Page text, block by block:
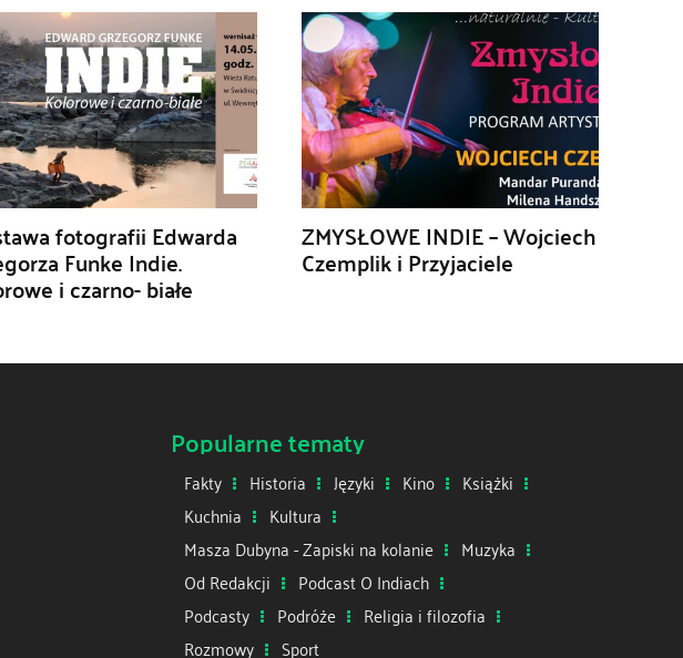
fotografii Edwarda
Funke Indie.
i czarno- białe
ZMYSŁOWE INDIE – Wojciech
Czemplik i Przyjaciele
Popularne tematy
Fakty Historia Języki Kino
Książki
Kuchnia
Kultura
Masza Dubyna - Zapiski na kolanie
Muzyka
Od Redakcji
Podcast O Indiach
Podcasty
Podróże
Religia i filozofia
Rozmowy
Sport